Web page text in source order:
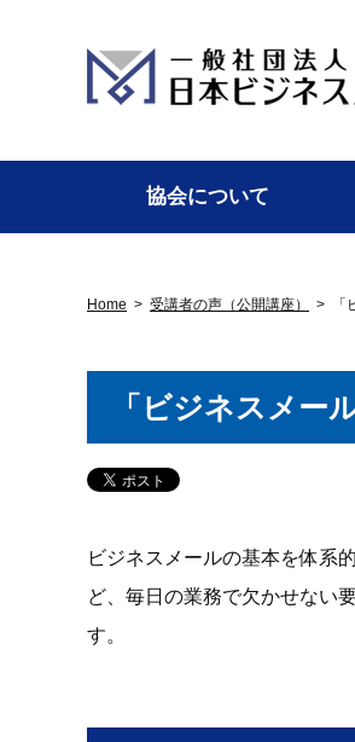
協会について
Home > 受講者の声（公開講座） >
「ビジネスメー
ビジネスメールの基本を体系
ど、毎日の業務で欠かせない
す。